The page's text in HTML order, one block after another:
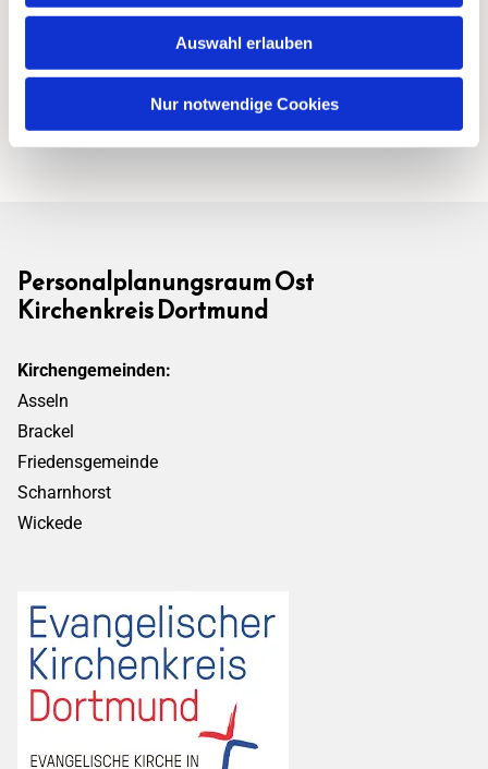
Auswahl erlauben
Nur notwendige Cookies
Personalplanungsraum Ost
Kirchenkreis Dortmund
Kirchengemeinden:
Asseln
Brackel
Friedensgemeinde
Scharnhorst
Wickede